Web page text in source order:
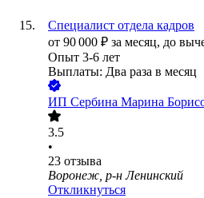
Специалист отдела кадров
от 90 000 ₽ за месяц, до
Опыт 3-6 лет
Выплаты: Два раза в месяц
ИП Сербина Марина
3.5
•
23 отзыва
Воронеж, р-н Ленинский
Откликнуться